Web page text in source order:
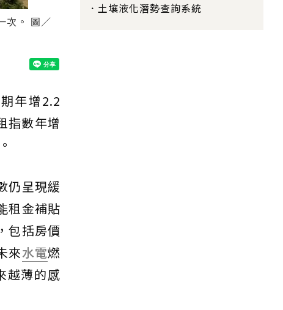
次。 圖／
年增2.2
指數年增
仍呈現緩
租金補貼
包括房價
來水電燃
越薄的感
土壤液化潛勢查詢系統